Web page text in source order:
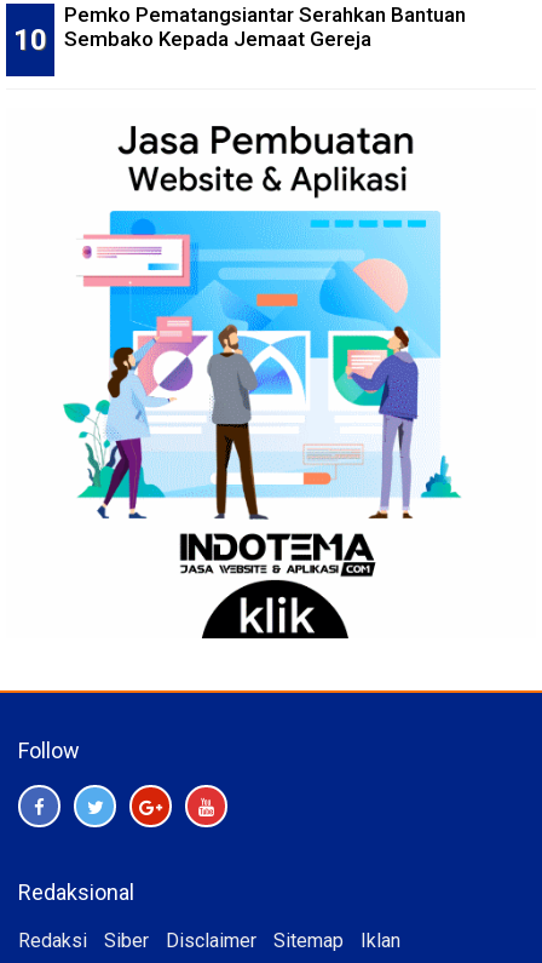
Pemko Pematangsiantar Serahkan Bantuan
Sembako Kepada Jemaat Gereja
Follow
Redaksional
Redaksi Siber Disclaimer Sitemap Iklan